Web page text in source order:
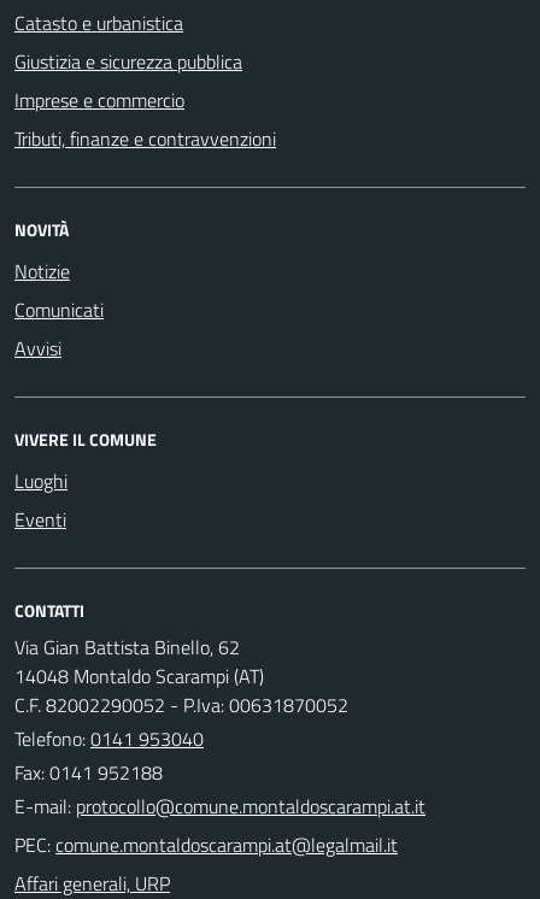
Catasto e urbanistica
Giustizia e sicurezza pubblica
Imprese e commercio
Tributi, finanze e contravvenzioni
NOVITÀ
Notizie
Comunicati
Avvisi
VIVERE IL COMUNE
Luoghi
Eventi
CONTATTI
Via Gian Battista Binello, 62
14048 Montaldo Scarampi (AT)
C.F. 82002290052 - P.Iva: 00631870052
Telefono:0141 953040
Fax: 0141 952188
E-mail:
PEC:
Affari generali, URP